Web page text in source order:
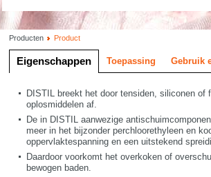
Producten Product
Eigenschappen Toepassing Gebruik
DISTIL breekt het door tensiden, siliconen
oplosmiddelen af.
De in DISTIL aanwezige
meer in het bijzonder perchloorethyleen en
oppervlaktespanning en een uitstekend
Daardoor voorkomt het overkoken of
bewogen baden.